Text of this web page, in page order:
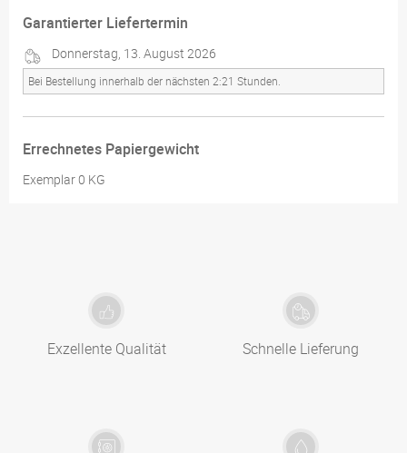
Garantierter Liefertermin
Donnerstag, 13. August 2026
Bei Bestellung innerhalb der nächsten 2:21 Stunden.
Errechnetes Papiergewicht
Exemplar 0 KG
Exzellente Qualität Schnelle Lieferung